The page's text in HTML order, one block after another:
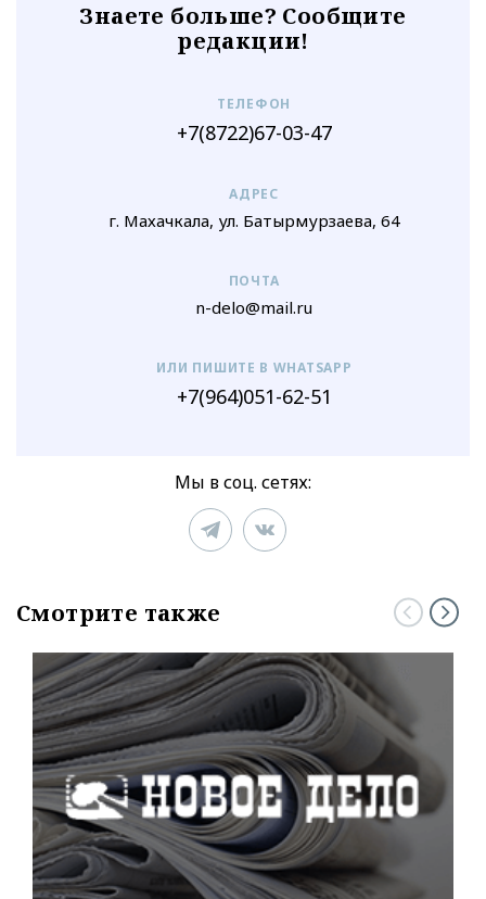
Знаете больше? Сообщите
редакции!
ТЕЛЕФОН
+7(8722)67-03-47
АДРЕС
г. Махачкала, ул. Батырмурзаева, 64
ПОЧТА
n-delo@mail.ru
ИЛИ ПИШИТЕ В WHATSAPP
+7(964)051-62-51
Мы в соц. сетях:
Смотрите также